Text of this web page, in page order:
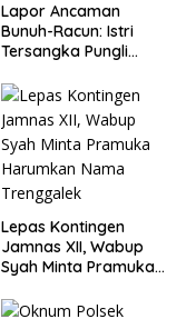
Lapor Ancaman
Bunuh-Racun: Istri
Tersangka Pungli
Oknum G Mengaku
Utusan Kadis
Disdagperin
Lepas Kontingen
Jamnas XII, Wabup
Syah Minta Pramuka
Trenggalek